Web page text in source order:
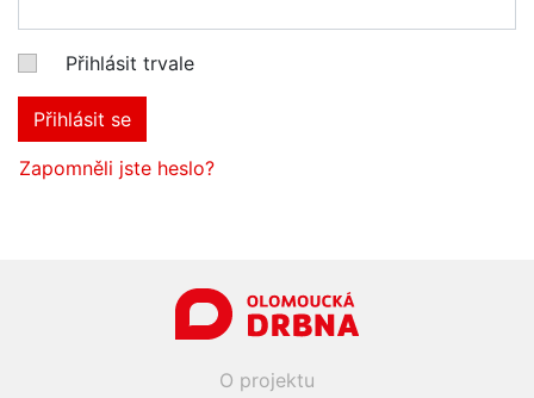
Přihlásit trvale
Přihlásit se
Zapomněli jste heslo?
O projektu